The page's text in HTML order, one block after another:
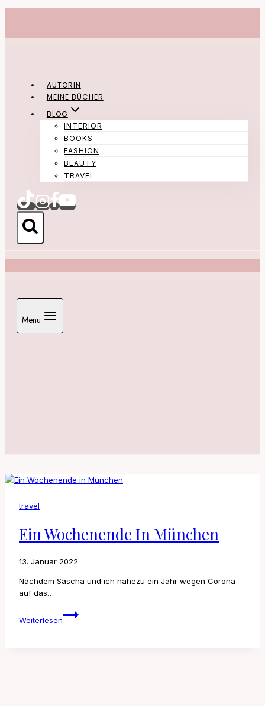
springen
AUTORIN
MEINE BÜCHER
BLOG
INTERIOR
BOOKS
FASHION
BEAUTY
TRAVEL
Menu
travel
Ein Wochenende In München
13. Januar 2022
Nachdem Sascha und ich nahezu ein Jahr wegen Corona
auf das…
Weiterlesen
Ein
Wochenende